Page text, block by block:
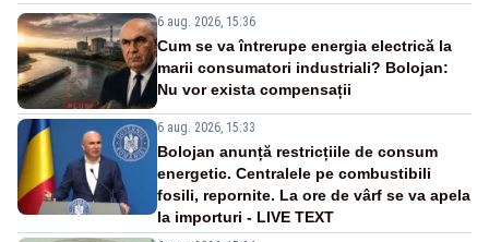
6 aug. 2026, 15:36
Cum se va întrerupe energia electrică la
marii consumatori industriali? Bolojan:
Nu vor exista compensații
6 aug. 2026, 15:33
Bolojan anunță restricțiile de consum
energetic. Centralele pe combustibili
fosili, repornite. La ore de vârf se va apela
la importuri - LIVE TEXT